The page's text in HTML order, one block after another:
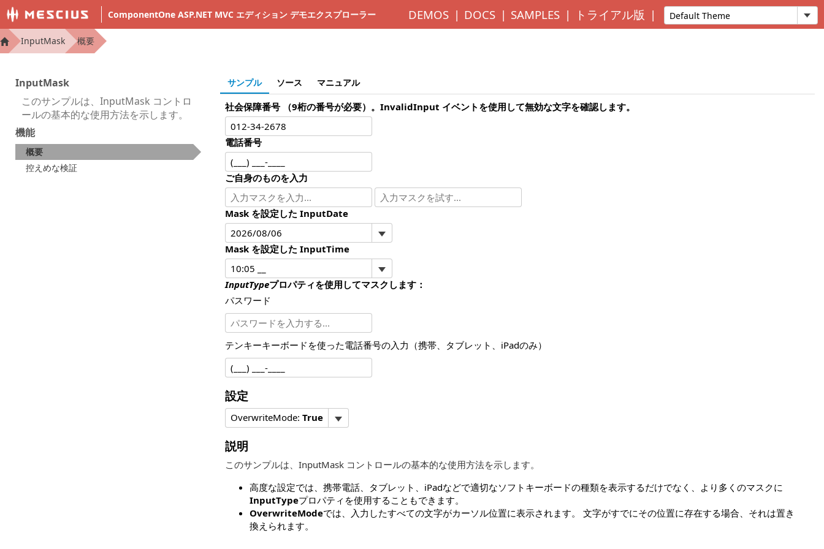
ComponentOne ASP.NET MVC エディション デモエクスプローラー DEMOS DOCS SAMPLES トライアル版
InputMask 概要
InputMask
このサンプルは、InputMask コントロ
ールの基本的な使用方法を示します。
機能
概要
控えめな検証
サンプル ソース マニュアル
社会保障番号 （9桁の番号が必要）。InvalidInput イベントを使用して無効な文字を確認します。
電話番号
ご自身のものを入力
Mask を設定した InputDate
Mask を設定した InputTime
InputTypeプロパティを使用してマスクします：
パスワード
テンキーキーボードを使った電話番号の入力（携帯、タブレット、iPadのみ）
設定
OverwriteMode: True
説明
このサンプルは、InputMask コントロールの基本的な使用方法を示します。
高度な設定では、携帯電話、タブレット、iPadなどで適切なソフトキーボードの種類を表示するだけでなく、より多くのマスクに
InputTypeプロパティを使用することもできます。
OverwriteModeでは、入力したすべての文字がカーソル位置に表示されます。 文字がすでにその位置に存在する場合、それは置き
換えられます。